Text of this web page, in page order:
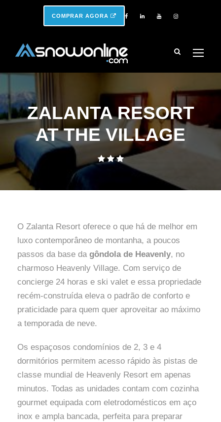
COMPRAR AGORA
ZALANTA RESORT
AT THE VILLAGE
O Zalanta Resort oferece o que há de melhor em
luxo contemporâneo de montanha, a poucos
passos da base da gôndola de Heavenly, no
charmoso Heavenly Village. Com serviço de
concierge 24 horas e ski valet e essa propriedade
recém-construída eleva o padrão de conforto e
praticidade para quem quer aproveitar ao máximo
a temporada de neve.
Os espaçosos condomínios de 2, 3 e 4
dormitórios permitem acesso rápido às pistas de
classe mundial de Heavenly Resort em apenas
minutos. Todas as unidades contam com cozinha
gourmet equipada com eletrodomésticos em aço
inox e ampla bancada, perfeita para preparar